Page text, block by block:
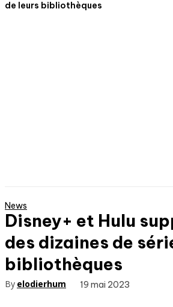
de leurs bibliothèques
News
Disney+ et Hulu
des dizaines de
bibliothèques
By elodierhum 19 mai 2023